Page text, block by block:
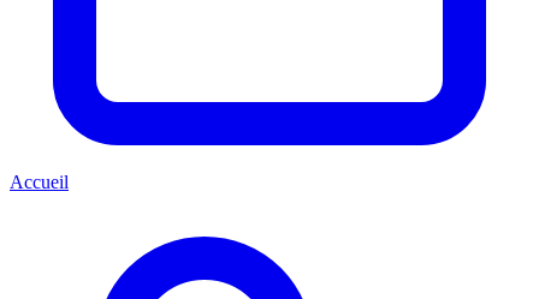
Accueil